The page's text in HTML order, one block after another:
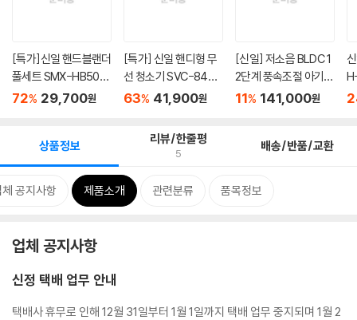
[특가]신일 핸드블랜더
풀세트 SMX-HB505
WK
72% 29,700원
[특가] 신일 핸디형 무
선 청소기 SVC-840
WK
63% 41,900원
[신일] 저소음 BLDC 1
2단계 풍속조절 아기방
추...
11% 141,000원
상품정보 리뷰/한줄평
5 배송/반품/교환
공지사항 제품소개 관련분류 품목정보
업체 공지사항
신정 택배 업무 안내
택배사 휴무로 인해 12월 31일부터 1월 1일까지 택배 업무 중지되며 1월 2